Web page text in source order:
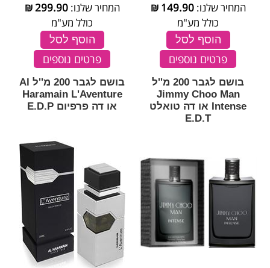
המחיר שלנו:149.90
₪
כולל מע"מ
הוסף לסל
פרטים נוספים
המחיר שלנו:299.90
₪
כולל מע"מ
הוסף לסל
פרטים נוספים
בושם לגבר 200 מ''ל
Jimmy Choo Man
Intense או דה טואלט
E.D.T
בושם לגבר 200 מ''ל Al
Haramain L'Aventure
או דה פרפיום E.D.P